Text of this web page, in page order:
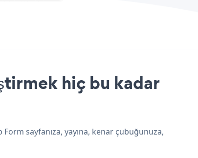
hiç bu kadar
sayfanıza, yayına, kenar çubuğunuza,